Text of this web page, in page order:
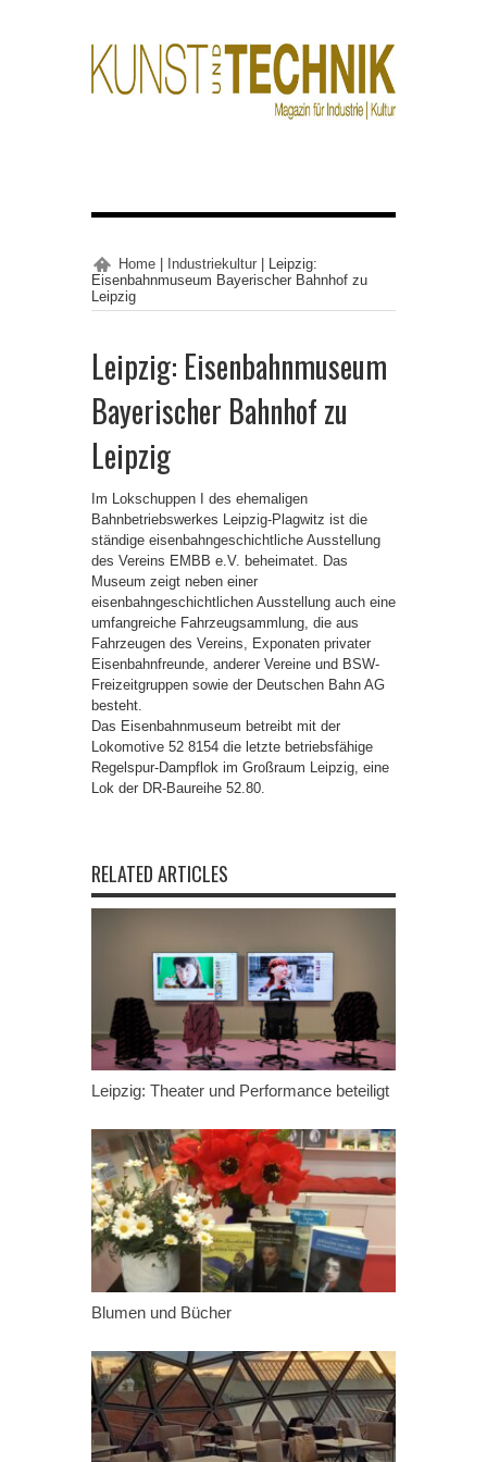
Home Industriekultur
Leipzig:
Eisenbahnmuseum Bayerischer Bahnhof zu
Leipzig
Leipzig: Eisenbahnmuseum
Bayerischer Bahnhof zu
Leipzig
Im Lokschuppen I des ehemaligen
Bahnbetriebswerkes Leipzig-Plagwitz ist die
ständige eisenbahngeschichtliche Ausstellung
des Vereins EMBB e.V. beheimatet. Das
Museum zeigt neben einer
eisenbahngeschichtlichen Ausstellung auch eine
umfangreiche Fahrzeugsammlung, die aus
Fahrzeugen des Vereins, Exponaten privater
Eisenbahnfreunde, anderer Vereine und BSW-
Freizeit­gruppen sowie der Deutschen Bahn AG
besteht.
Das Eisenbahnmuseum betreibt mit der
Lokomotive 52 8154 die letzte betriebsfähige
Regelspur-Dampflok im Großraum Leipzig, eine
Lok der DR-Baureihe 52.80.
RELATED ARTICLES
Leipzig: Theater und Performance beteiligt
Blumen und Bücher